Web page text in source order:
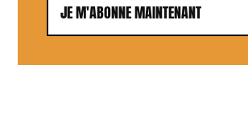
JE M'ABONNE MAINTENANT